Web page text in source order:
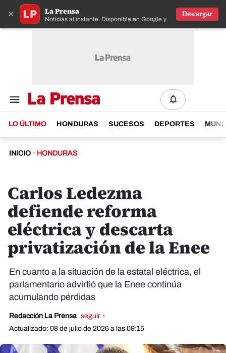
× La Prensa
Noticias al instante. Disponible en Google y IOS
Descargar
LO ÚLTIMO HONDURAS SUCESOS DEPORTES
INICIO · HONDURAS
Carlos Ledezma
defiende reforma
eléctrica y descarta
privatización de la Enee
En cuanto a la situación de la estatal eléctrica, el
parlamentario advirtió que la Enee continúa
acumulando pérdidas
Redacción La Prensa seguir +
Actualizado: 08 de julio de 2026 a las 09:15